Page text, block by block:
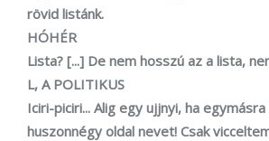
rövid listánk.
HÓHÉR
Lista? [...] De nem hosszú az a lista,
L, A POLITIKUS
Iciri-piciri... Alig egy ujjnyi, ha
huszonnégy oldal nevet! Csak